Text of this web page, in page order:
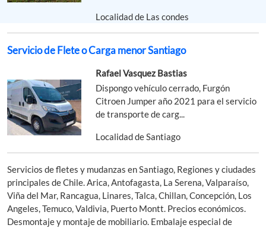
Localidad de Las condes
Servicio de Flete o Carga menor Santiago
Rafael Vasquez Bastias
Dispongo vehículo cerrado, Furgón
Citroen Jumper año 2021 para el servicio
de transporte de carg...
Localidad de Santiago
Servicios de fletes y mudanzas en Santiago, Regiones y ciudades
principales de Chile. Arica, Antofagasta, La Serena, Valparaíso,
Viña del Mar, Rancagua, Linares, Talca, Chillan, Concepción, Los
Angeles, Temuco, Valdivia, Puerto Montt. Precios económicos.
Desmontaje y montaje de mobiliario. Embalaje especial de